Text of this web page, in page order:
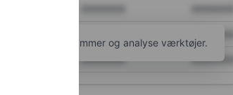
XXXXXXX XXXXXXX
til flere diagrammer og analyse værktøjer.